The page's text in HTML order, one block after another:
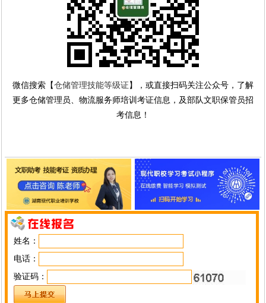
微信搜索【仓储管理技能等级证】，或直接扫码关注公众号，了解
更多仓储管理员、物流服务师培训考证信息，及部队文职保管员招
考信息！
姓名：
电话：
验证码：